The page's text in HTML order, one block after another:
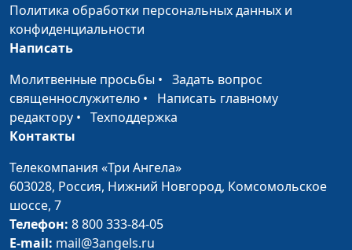
Роль женщины в
браке
Дмитрий Булатов,
Духовной Академии,
магистр богословия
Страдания. История
Борис Протасевич,
ректор Заокской
Политика обработки персональных данных и
конфиденциальности
Написать
Молитвенные просьбы • Задать вопрос
священнослужителю • Написать главному
редактору • Техподдержка
Контакты
Телекомпания «Три Ангела»
603028, Россия, Нижний Новгород, Комсомольское
шоссе, 7
Телефон: 8 800 333-84-05
E-mail: mail@3angels.ru